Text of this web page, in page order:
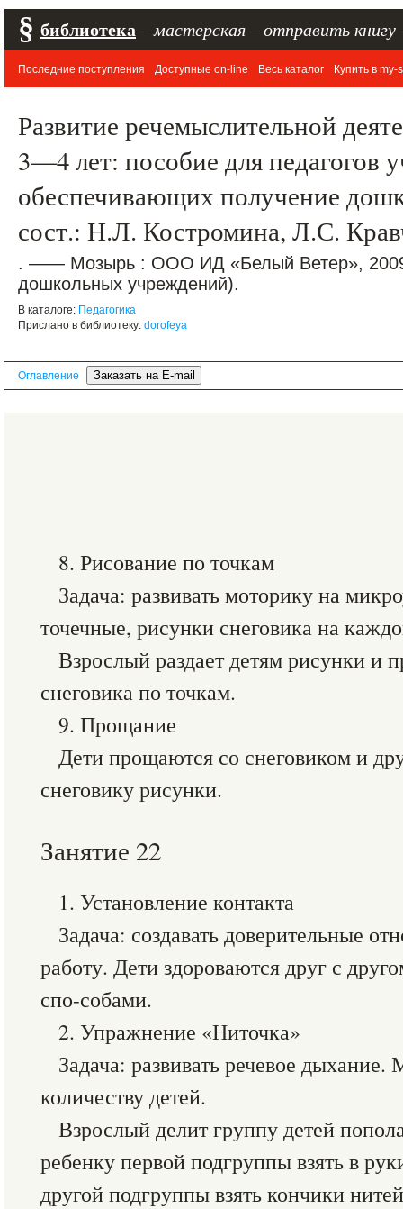
§ библиотека мастерская отправить книгу
Последние поступления Доступные on-line Весь каталог Купить в my-
Развитие речемыслительной
3—4 лет: пособие для педагогов
обеспечивающих получение
сост.: Н.Л. Костромина, Л.С.
. —— Мозырь : ООО ИД «Белый Ветер»,
дошкольных учреждений).
В каталоге: Педагогика
Прислано в библиотеку: dorofeya
Оглавление
8. Рисование по точкам
Задача: развивать моторику на
точечные, рисунки снеговика на
Взрослый раздает детям рисунки и
снеговика по точкам.
9. Прощание
Дети прощаются со снеговиком и
снеговику рисунки.
Занятие 22
1. Установление контакта
Задача: создавать доверительные
работу. Дети здороваются друг с
спо-собами.
2. Упражнение «Ниточка»
Задача: развивать речевое
количеству детей.
Взрослый делит группу детей
ребенку первой подгруппы взять в
другой подгруппы взять кончики